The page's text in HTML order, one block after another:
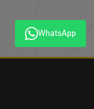
WhatsApp